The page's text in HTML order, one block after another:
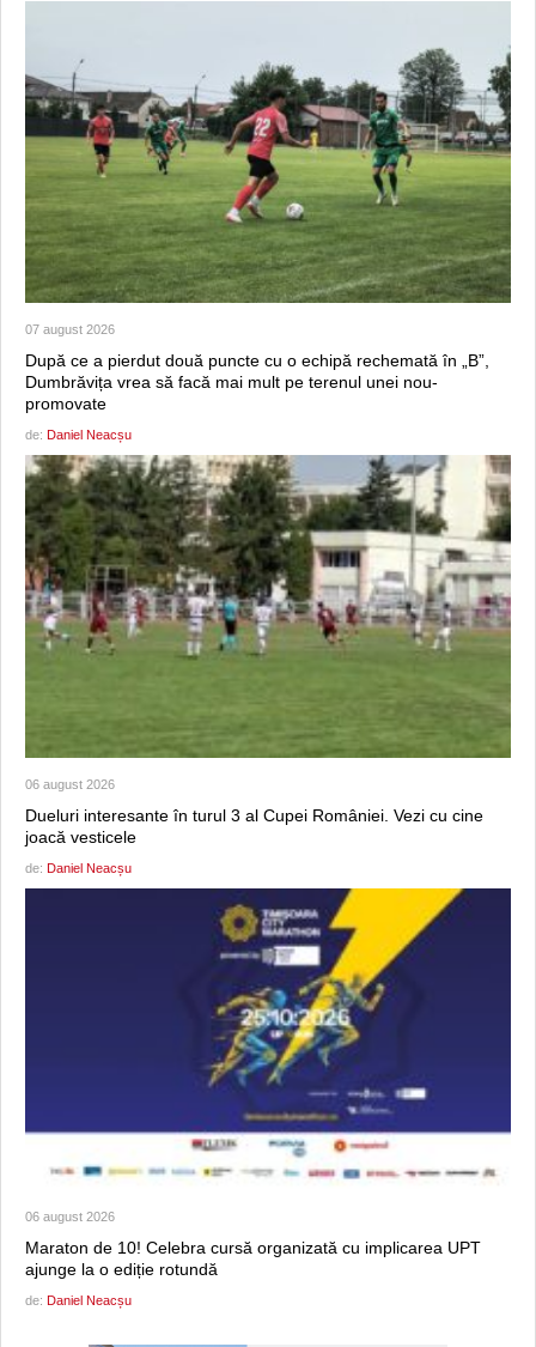
07 august 2026
După ce a pierdut două puncte cu o echipă rechemată în „B”,
Dumbrăvița vrea să facă mai mult pe terenul unei nou-
promovate
de: Daniel Neacșu
06 august 2026
Dueluri interesante în turul 3 al Cupei României. Vezi cu cine
joacă vesticele
de: Daniel Neacșu
06 august 2026
Maraton de 10! Celebra cursă organizată cu implicarea UPT
ajunge la o ediție rotundă
de: Daniel Neacșu